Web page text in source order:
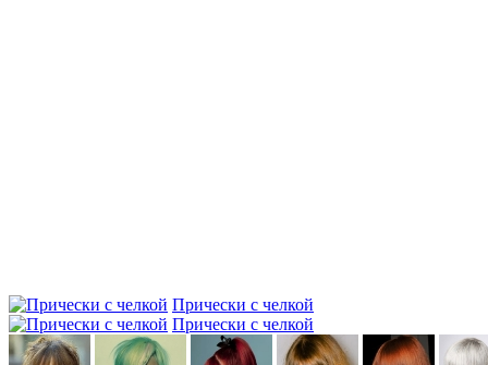
Прически с челкой
Прически с челкой